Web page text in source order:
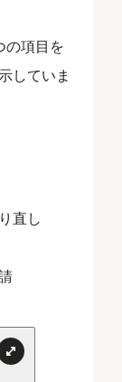
の項目を
していま
直し